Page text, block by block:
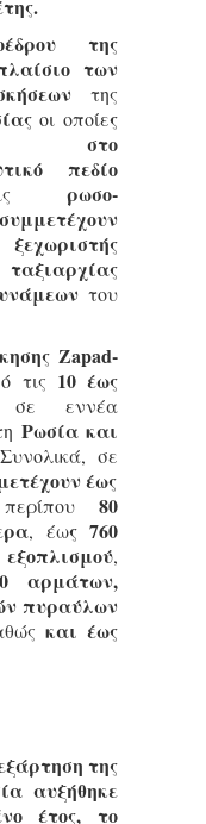
της
των
της
οι οποίες
στο
πεδίο
ρωσο-
του
Zapad-
τις 10 έως
εννέα
Ρωσία και
σε
έως
80
, έως 760
,
αρμάτων,
πυραύλων
και έως
της
αυξήθηκε
έτος, το